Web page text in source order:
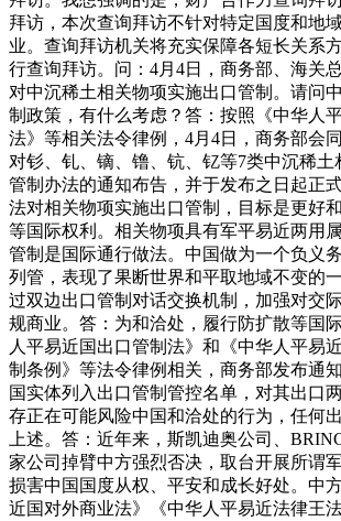
拜访，本次查询拜访不针对特定国度和地
业。查询拜访机关将充实保障各短长关系
行查询拜访。问：4月4日，商务部、海关
对中沉稀土相关物项实施出口管制。请问
制政策，有什么考虑？答：按照《中华人
法》等相关法令律例，4月4日，商务部会
对钐、钆、镝、镥、钪、钇等7类中沉稀土
管制办法的通知布告，并于发布之日起正
法对相关物项实施出口管制，目标是更好
等国际权利。相关物项具有军平易近两用
管制是国际通行做法。中国做为一个负义
列管，表现了果断世界和平取地域不变的
过双边出口管制对话交换机制，加强对交
规商业。答：为和洽处，履行防扩散等国
人平易近国出口管制法》和《中华人平易
制条例》等法令律例相关，商务部发布通
国实体列入出口管制管控名单，对其出口
存正在可能风险中国和洽处的行为，任何
上述。答：近年来，斯凯迪奥公司、
家公司掉臂中方强烈否决，取台开展所谓
损害中国国度从权、平安和成长好处。中
近国对外商业法》《中华人平易近法律王